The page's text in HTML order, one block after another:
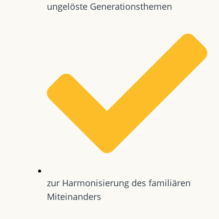
ungelöste Generationsthemen
zur Harmonisierung des familiären
Miteinanders